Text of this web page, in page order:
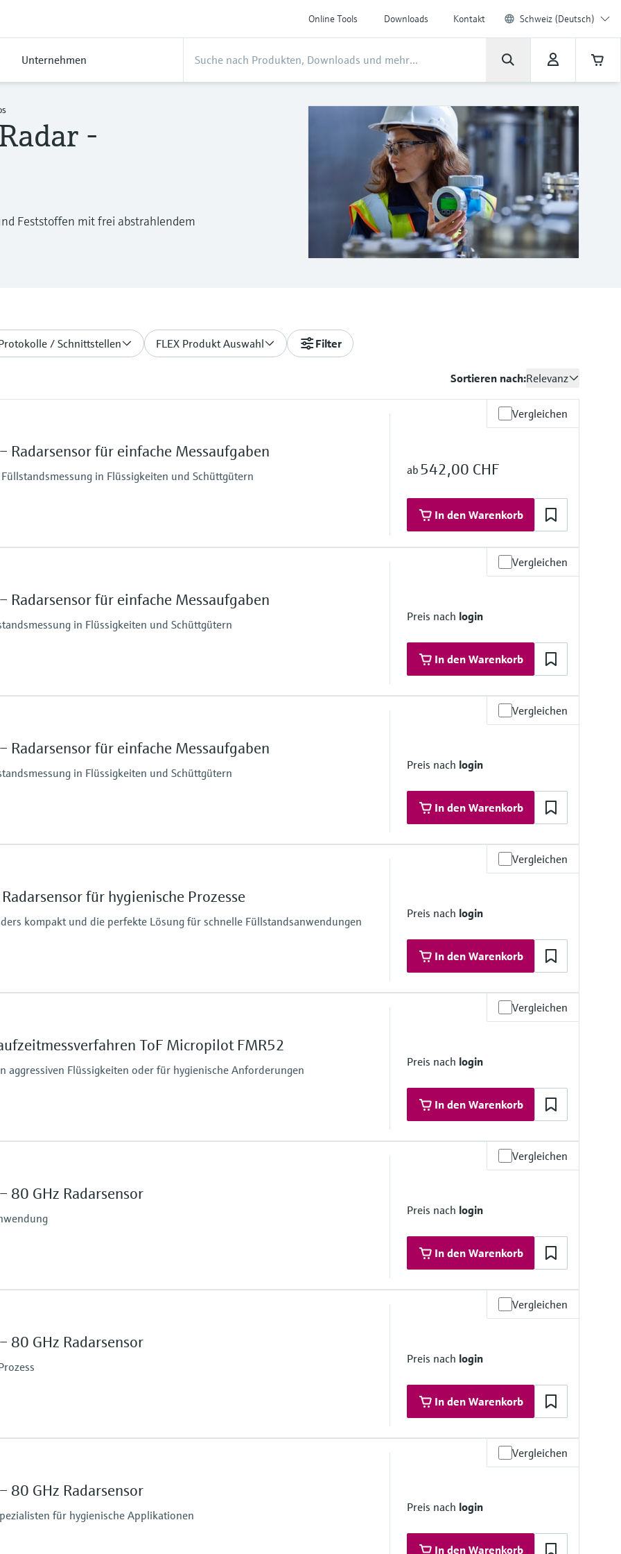
Online Tools Downloads Kontakt Schweiz (Deutsch)
Unternehmen
-
Feststoffen mit frei abstrahlendem
/ Schnittstellen FLEX Produkt Auswahl Filter
Sortieren nach:Relevanz
Vergleichen
Radarsensor für einfache Messaufgaben
in Flüssigkeiten und Schüttgütern ab 542,00 CHF
In den Warenkorb
Prozessseitige Hauptmaterialien
PVDF, PBT/PC
Vergleichen
Radarsensor für einfache Messaufgaben
in Flüssigkeiten und Schüttgütern
Preis nach login
In den Warenkorb
Prozessseitige Hauptmaterialien
PVDF, PBT/PC
Vergleichen
Radarsensor für einfache Messaufgaben
in Flüssigkeiten und Schüttgütern
Preis nach login
In den Warenkorb
Prozessseitige Hauptmaterialien
PVDF, PBT/PC
Vergleichen
für hygienische Prozesse
kompakt und die perfekte Lösung für schnelle Füllstandsanwendungen
Preis nach login
In den Warenkorb
Prozessseitige Hauptmaterialien
PEEK
PTFE
316L (für Gewindevarianten)
Vergleichen
ToF Micropilot FMR52
aggressiven Flüssigkeiten oder für hygienische Anforderungen
Preis nach login
In den Warenkorb
Vergleichen
80 GHz Radarsensor
Preis nach login
In den Warenkorb
Vergleichen
80 GHz Radarsensor
Preis nach login
In den Warenkorb
Vergleichen
80 GHz Radarsensor
für hygienische Applikationen
Preis nach login
In den Warenkorb